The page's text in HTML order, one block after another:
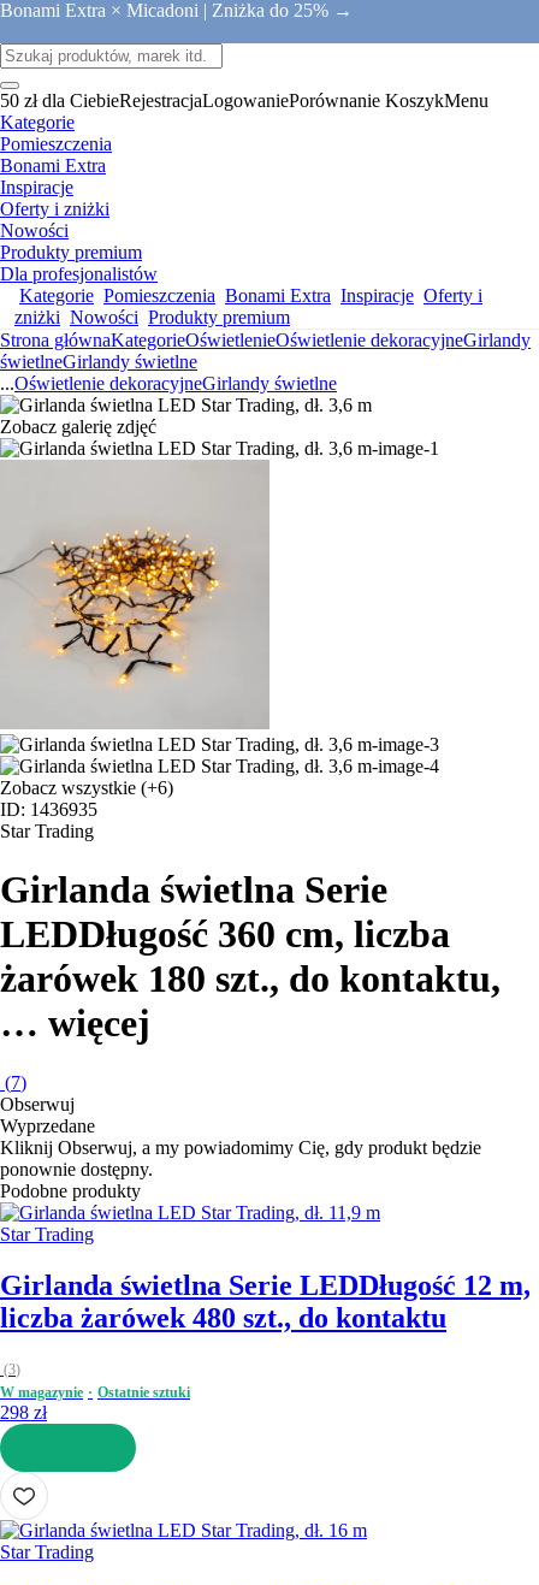
Bonami Extra × Micadoni | Zniżka do 25% →
50 zł dla CiebieRejestracjaLogowaniePorównanie KoszykMenu
Kategorie
Pomieszczenia
Bonami Extra
Inspiracje
Oferty i zniżki
Nowości
Produkty premium
Dla profesjonalistów
Kategorie Pomieszczenia Bonami Extra Inspiracje Oferty i
zniżki Nowości Produkty premium
Strona głównaKategorieOświetlenieOświetlenie dekoracyjneGirlandy
świetlneGirlandy świetlne
...Oświetlenie dekoracyjneGirlandy świetlne
Zobacz galerię zdjęć
Zobacz wszystkie (+6)
ID: 1436935
Star Trading
Girlanda świetlna Serie
LEDDługość 360 cm, liczba
żarówek 180 szt., do kontaktu,
… więcej
(7)
Obserwuj
Wyprzedane
Kliknij Obserwuj, a my powiadomimy Cię, gdy produkt będzie
ponownie dostępny.
Podobne produkty
Star Trading
Girlanda świetlna Serie LEDDługość 12 m,
liczba żarówek 480 szt., do kontaktu
(3)
W magazynie
Ostatnie sztuki
298 zł
DO KOSZYKA
Star Trading